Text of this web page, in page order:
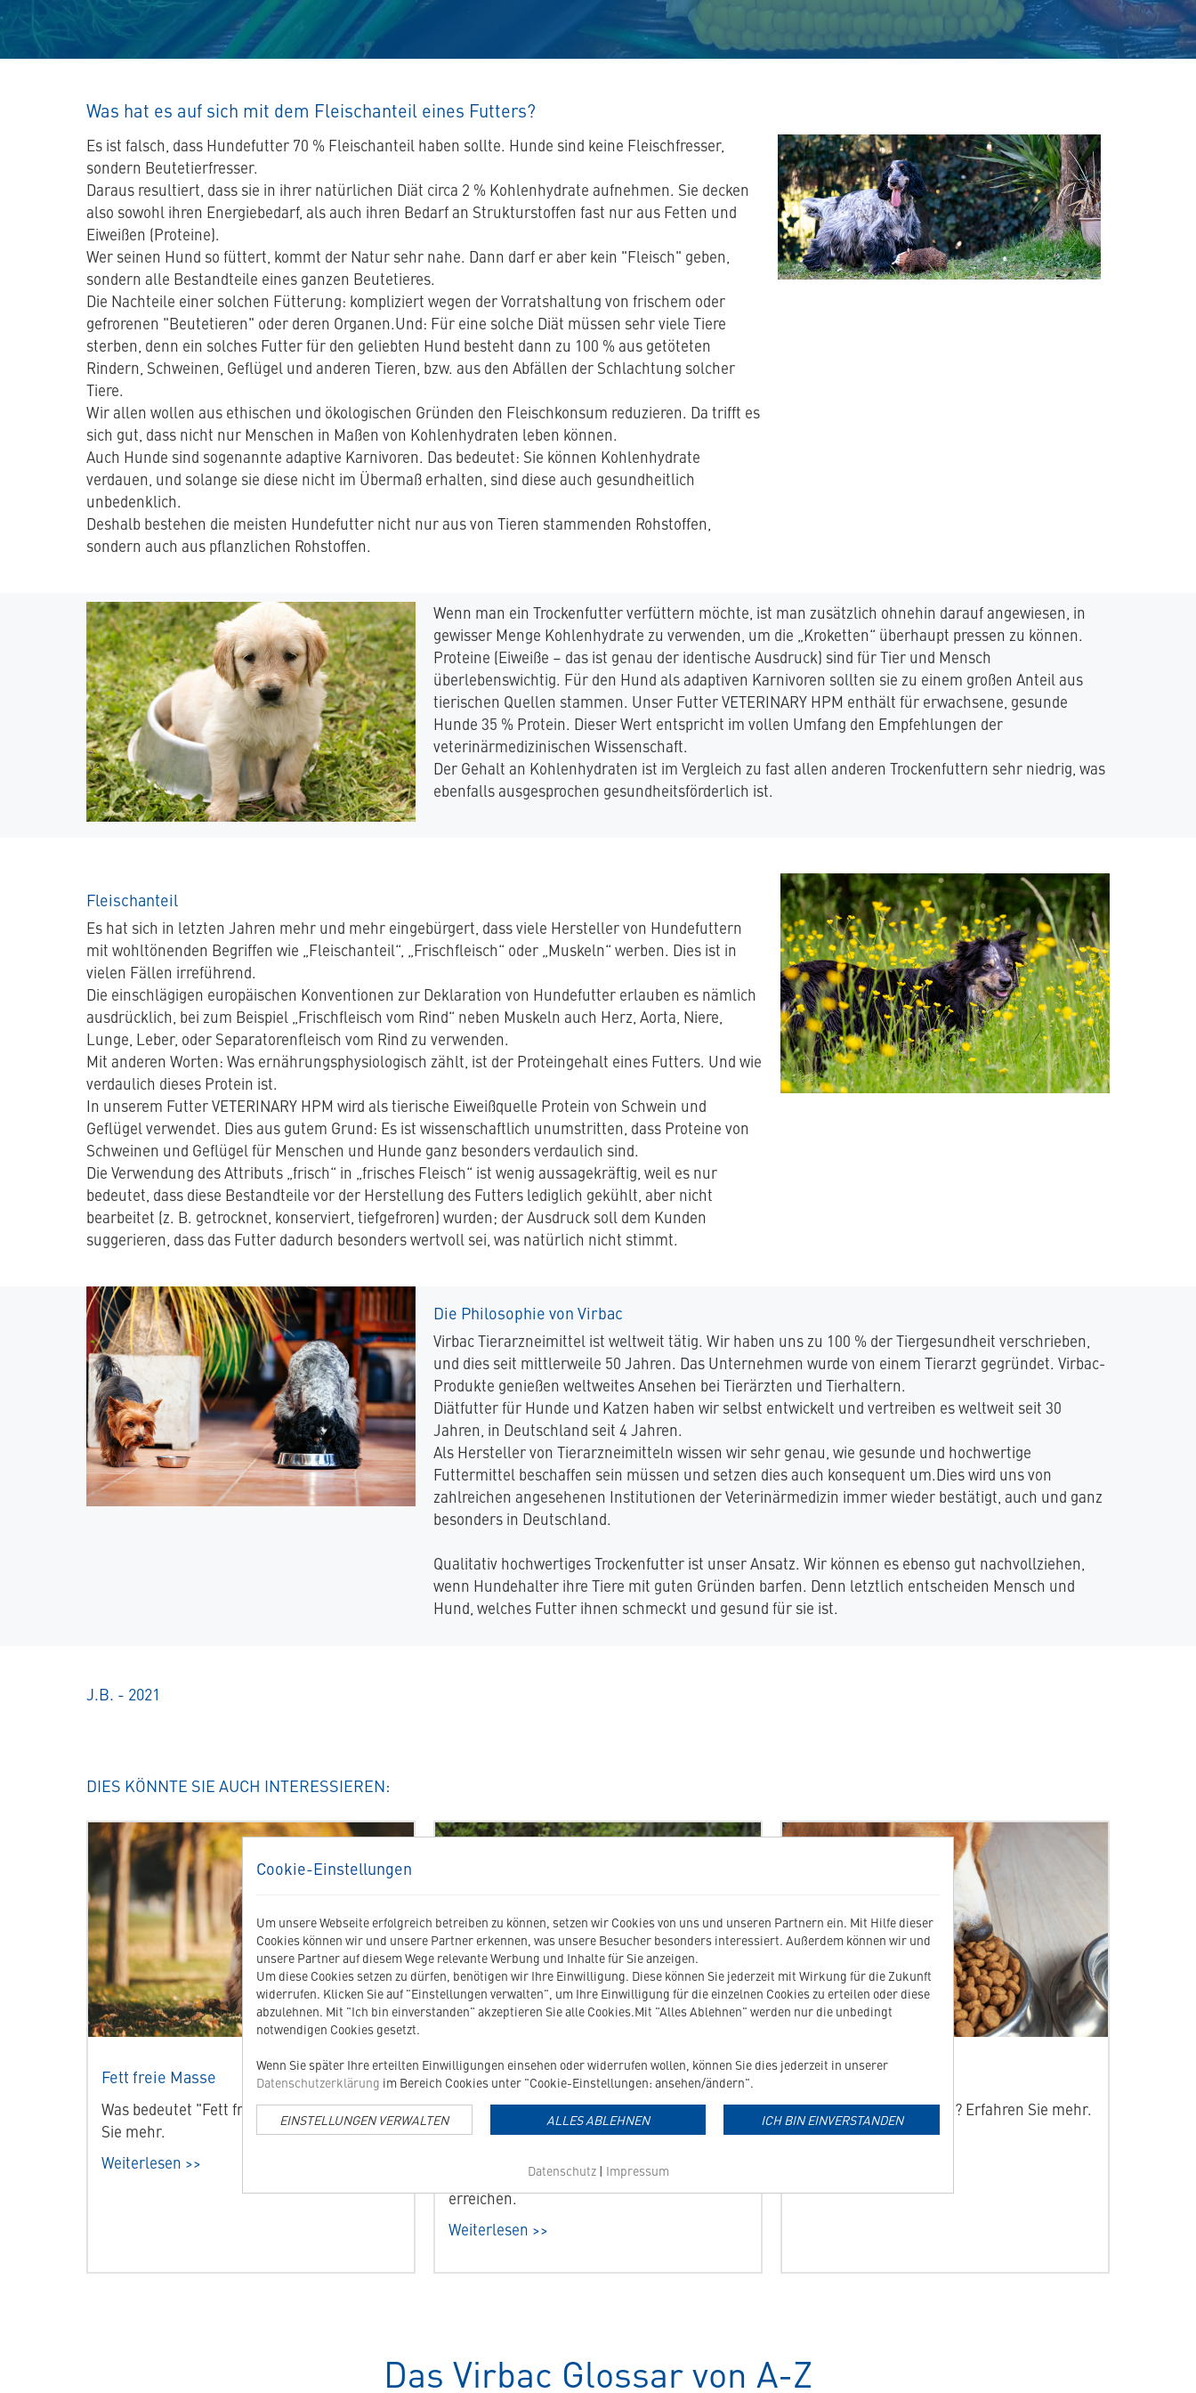
Was hat es auf sich mit dem Fleischanteil eines Futters?
Es ist falsch, dass Hundefutter 70 % Fleischanteil haben sollte. Hunde sind keine Fleischfresser,
sondern Beutetierfresser.
Daraus resultiert, dass sie in ihrer natürlichen Diät circa 2 % Kohlenhydrate aufnehmen. Sie decken
also sowohl ihren Energiebedarf, als auch ihren Bedarf an Strukturstoffen fast nur aus Fetten und
Eiweißen (Proteine).
Wer seinen Hund so füttert, kommt der Natur sehr nahe. Dann darf er aber kein "Fleisch" geben,
sondern alle Bestandteile eines ganzen Beutetieres.
Die Nachteile einer solchen Fütterung: kompliziert wegen der Vorratshaltung von frischem oder
gefrorenen "Beutetieren" oder deren Organen.Und: Für eine solche Diät müssen sehr viele Tiere
sterben, denn ein solches Futter für den geliebten Hund besteht dann zu 100 % aus getöteten
Rindern, Schweinen, Geflügel und anderen Tieren, bzw. aus den Abfällen der Schlachtung solcher
Tiere.
Wir allen wollen aus ethischen und ökologischen Gründen den Fleischkonsum reduzieren. Da trifft es
sich gut, dass nicht nur Menschen in Maßen von Kohlenhydraten leben können.
Auch Hunde sind sogenannte adaptive Karnivoren. Das bedeutet: Sie können Kohlenhydrate
verdauen, und solange sie diese nicht im Übermaß erhalten, sind diese auch gesundheitlich
unbedenklich.
Deshalb bestehen die meisten Hundefutter nicht nur aus von Tieren stammenden Rohstoffen,
sondern auch aus pflanzlichen Rohstoffen.
Wenn man ein Trockenfutter verfüttern möchte, ist man zusätzlich ohnehin darauf angewiesen, in
gewisser Menge Kohlenhydrate zu verwenden, um die „Kroketten“ überhaupt pressen zu können.
Proteine (Eiweiße – das ist genau der identische Ausdruck) sind für Tier und Mensch
überlebenswichtig. Für den Hund als adaptiven Karnivoren sollten sie zu einem großen Anteil aus
tierischen Quellen stammen. Unser Futter VETERINARY HPM enthält für erwachsene, gesunde
Hunde 35 % Protein. Dieser Wert entspricht im vollen Umfang den Empfehlungen der
veterinärmedizinischen Wissenschaft.
Der Gehalt an Kohlenhydraten ist im Vergleich zu fast allen anderen Trockenfuttern sehr niedrig, was
ebenfalls ausgesprochen gesundheitsförderlich ist.
Fleischanteil
Es hat sich in letzten Jahren mehr und mehr eingebürgert, dass viele Hersteller von Hundefuttern
mit wohltönenden Begriffen wie „Fleischanteil“, „Frischfleisch“ oder „Muskeln“ werben. Dies ist in
vielen Fällen irreführend.
Die einschlägigen europäischen Konventionen zur Deklaration von Hundefutter erlauben es nämlich
ausdrücklich, bei zum Beispiel „Frischfleisch vom Rind“ neben Muskeln auch Herz, Aorta, Niere,
Lunge, Leber, oder Separatorenfleisch vom Rind zu verwenden.
Mit anderen Worten: Was ernährungsphysiologisch zählt, ist der Proteingehalt eines Futters. Und wie
verdaulich dieses Protein ist.
In unserem Futter VETERINARY HPM wird als tierische Eiweißquelle Protein von Schwein und
Geflügel verwendet. Dies aus gutem Grund: Es ist wissenschaftlich unumstritten, dass Proteine von
Schweinen und Geflügel für Menschen und Hunde ganz besonders verdaulich sind.
Die Verwendung des Attributs „frisch“ in „frisches Fleisch“ ist wenig aussagekräftig, weil es nur
bedeutet, dass diese Bestandteile vor der Herstellung des Futters lediglich gekühlt, aber nicht
bearbeitet (z. B. getrocknet, konserviert, tiefgefroren) wurden; der Ausdruck soll dem Kunden
suggerieren, dass das Futter dadurch besonders wertvoll sei, was natürlich nicht stimmt.
Die Philosophie von Virbac
Virbac Tierarzneimittel ist weltweit tätig. Wir haben uns zu 100 % der Tiergesundheit verschrieben,
und dies seit mittlerweile 50 Jahren. Das Unternehmen wurde von einem Tierarzt gegründet. Virbac-
Produkte genießen weltweites Ansehen bei Tierärzten und Tierhaltern.
Diätfutter für Hunde und Katzen haben wir selbst entwickelt und vertreiben es weltweit seit 30
Jahren, in Deutschland seit 4 Jahren.
Als Hersteller von Tierarzneimitteln wissen wir sehr genau, wie gesunde und hochwertige
Futtermittel beschaffen sein müssen und setzen dies auch konsequent um.Dies wird uns von
zahlreichen angesehenen Institutionen der Veterinärmedizin immer wieder bestätigt, auch und ganz
besonders in Deutschland.
Qualitativ hochwertiges Trockenfutter ist unser Ansatz. Wir können es ebenso gut nachvollziehen,
wenn Hundehalter ihre Tiere mit guten Gründen barfen. Denn letztlich entscheiden Mensch und
Hund, welches Futter ihnen schmeckt und gesund für sie ist.
J.B. - 2021
DIES KÖNNTE SIE AUCH INTERESSIEREN:
Fett freie Masse
Was bedeutet "Fett freie Masse"? Erfahren
Sie mehr.
Weiterlesen >>
Adipositas
Übergewicht ist auch für Hunde und Katzen
schädlich und hat negative gesundheitliche
helfen können, sein Idealgewicht zu
erreichen.
Weiterlesen >>
Hydrolyse
Was bedeutet Hydrolyse? Erfahren Sie mehr.
Weiterlesen >>
Das Virbac Glossar von A-Z
Cookie-Einstellungen
Um unsere Webseite erfolgreich betreiben zu können, setzen wir Cookies von uns und unseren Partnern ein. Mit Hilfe dieser
Cookies können wir und unsere Partner erkennen, was unsere Besucher besonders interessiert. Außerdem können wir und
unsere Partner auf diesem Wege relevante Werbung und Inhalte für Sie anzeigen.
Um diese Cookies setzen zu dürfen, benötigen wir Ihre Einwilligung. Diese können Sie jederzeit mit Wirkung für die Zukunft
widerrufen. Klicken Sie auf "Einstellungen verwalten", um Ihre Einwilligung für die einzelnen Cookies zu erteilen oder diese
abzulehnen. Mit "Ich bin einverstanden" akzeptieren Sie alle Cookies.Mit "Alles Ablehnen" werden nur die unbedingt
notwendigen Cookies gesetzt.
Wenn Sie später Ihre erteilten Einwilligungen einsehen oder widerrufen wollen, können Sie dies jederzeit in unserer
Datenschutzerklärung im Bereich Cookies unter "Cookie-Einstellungen: ansehen/ändern".
ICH BIN EINVERSTANDEN
EINSTELLUNGEN VERWALTEN ALLES ABLEHNEN
Datenschutz| Impressum